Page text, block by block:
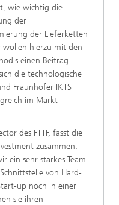
wie wichtig die
der
der Lieferketten
wollen hierzu mit den
einen Beitrag
die technologische
Fraunhofer IKTS
im Markt
des FTTF, fasst die
zusammen:
ein sehr starkes Team
von Hard-
up noch in einer
sie ihren